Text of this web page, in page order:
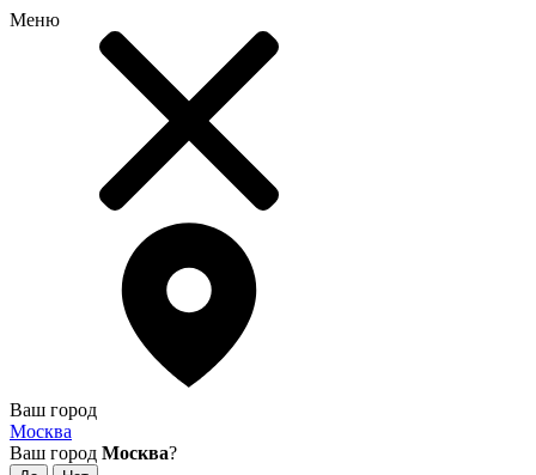
Меню
Ваш город
Москва
Ваш город Москва?